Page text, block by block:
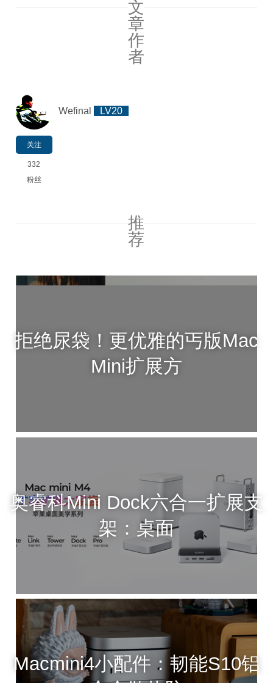
文
章
作
者
关注
332
粉丝
Wefinal LV20
推
荐
拒绝尿袋！更优雅的丐版Mac
Mini扩展方
奥睿科Mini Dock六合一扩展支
架：桌面
Macmini4小配件：韧能S10铝